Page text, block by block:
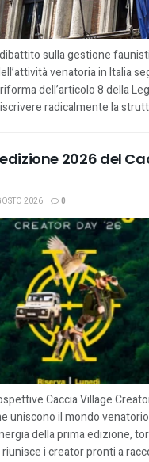
sulla gestione
venatoria in Italia
dell’articolo 8 della
radicalmente la
2026 del
2026 0
Caccia Village
uniscono il mondo
della prima edizione,
i creator pronti a